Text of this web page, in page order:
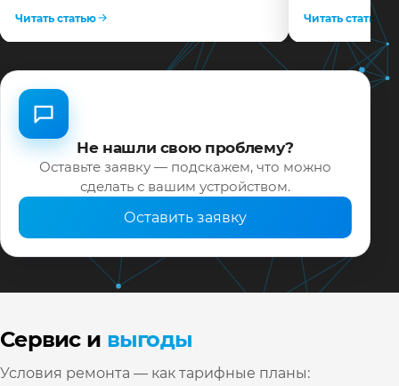
Читать статью Читать статью
Не нашли свою проблему?
Оставьте заявку — подскажем, что можно
сделать с вашим устройством.
Оставить заявку
Сервис и выгоды
Условия ремонта — как тарифные планы: